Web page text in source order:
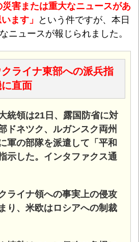
害または重大なニュースがあ
ます 」
という件ですが、本日
ニュースが報じられました。
ライナ東部への派兵指
直面
統領は21日、露国防省に対
ドネツク、ルガンスク両州
軍の部隊を派遣して「平和
示した。 インタファクス通
ライナ領への事実上の侵攻
り、米欧はロシアへの制裁